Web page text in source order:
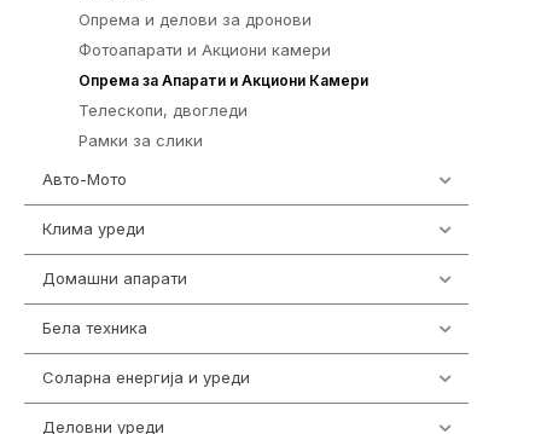
Опрема и делови за дронови
Фотоапарати и Акциони камери
Опрема за Апарати и Акциони Камери
Телескопи, двогледи
Рамки за слики
Авто-Мото
Клима уреди
Домашни апарати
Бела техника
Соларна енергија и уреди
Деловни уреди